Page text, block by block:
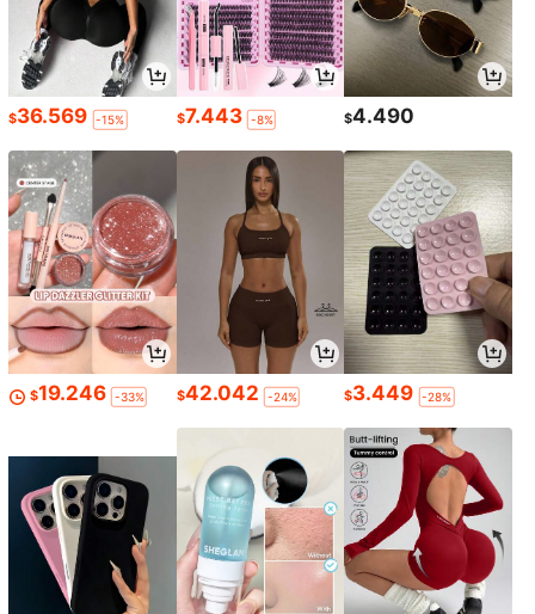
$36.569 -15% $7.443 -8% $4.490
$19.246 -33% $42.042 -24% $3.449 -28%